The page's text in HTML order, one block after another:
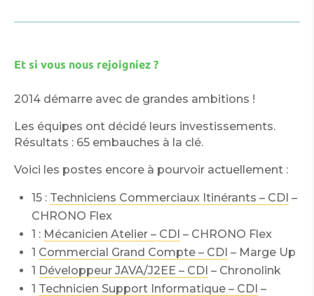
Et si vous nous rejoigniez ?
2014 démarre avec de grandes ambitions !
Les équipes ont décidé leurs investissements.
Résultats : 65 embauches à la clé.
Voici les postes encore à pourvoir actuellement :
15 : Techniciens Commerciaux Itinérants – CDI –
CHRONO Flex
1 : Mécanicien Atelier – CDI – CHRONO Flex
1 Commercial Grand Compte – CDI – Marge Up
1 Développeur JAVA/J2EE – CDI – Chronolink
1 Technicien Support Informatique – CDI –